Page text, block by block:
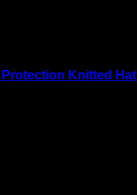
Protection Knitted Hat